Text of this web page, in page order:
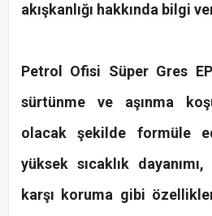
akışkanlığı hakkında bilgi
Petrol Ofisi Süper Gres
sürtünme ve aşınma
olacak şekilde formüle
yüksek sıcaklık
karşı koruma gibi